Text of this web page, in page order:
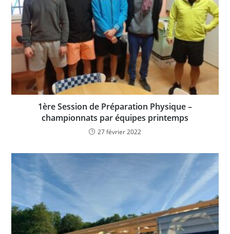
1ère Session de Préparation Physique –
championnats par équipes printemps
27 février 2022